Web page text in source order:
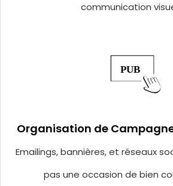
communication
Organisation de
Emailings, bannières, et réseaux
pas une occasion de bien